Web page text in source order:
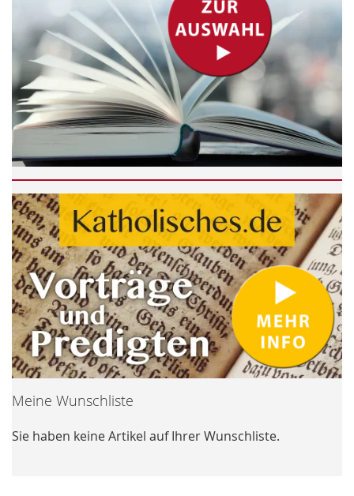
Meine Wunschliste
Sie haben keine Artikel auf Ihrer Wunschliste.